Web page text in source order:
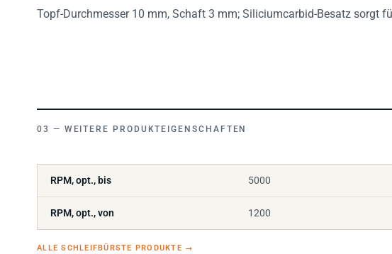
Topf-Durchmesser 10 mm, Schaft 3 mm; Siliciumcarbid-Besatz sorgt
WEITERE PRODUKTEIGENSCHAFTEN
RPM, opt., bis 5000
RPM, opt., von 1200
ALLE SCHLEIFBÜRSTE PRODUKTE